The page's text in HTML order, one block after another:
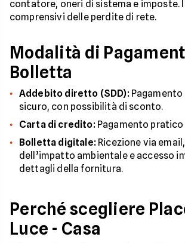
contatore, oneri di sistema e imposte.
comprensivi delle perdite di rete.
Modalità di
Bolletta
Addebito diretto (SDD):
sicuro, con possibilità di sconto.
Carta di credito:Pagamento pratico
Bolletta digitale:Ricezione via
dell’impatto ambientale e accesso
dettagli della fornitura.
Perché scegliere
Luce - Casa